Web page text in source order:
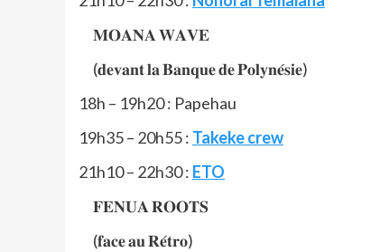
𝐌𝐎𝐀𝐍𝐀 𝐖𝐀𝐕𝐄
(𝐝𝐞𝐯𝐚𝐧𝐭 𝐥𝐚 𝐁𝐚𝐧𝐪𝐮𝐞 𝐝𝐞 𝐏𝐨𝐥𝐲𝐧𝐞́𝐬𝐢𝐞)
18h – 19h20 : Papehau
19h35 – 20h55 : Takeke crew
21h10 – 22h30 : ETO
𝐅𝐄𝐍𝐔𝐀 𝐑𝐎𝐎𝐓𝐒
(𝐟𝐚𝐜𝐞 𝐚𝐮 𝐑𝐞́𝐭𝐫𝐨)